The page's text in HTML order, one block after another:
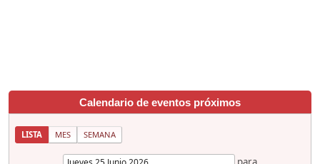
Calendario de eventos próximos
LISTA MES SEMANA